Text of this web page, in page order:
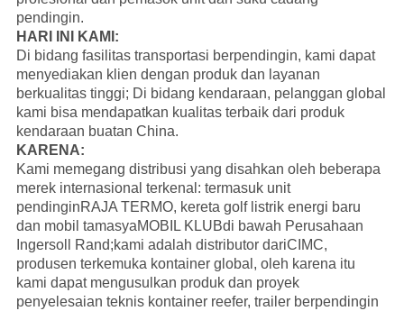
pendingin.
HARI INI KAMI:
Di bidang fasilitas transportasi berpendingin, kami dapat
menyediakan klien dengan produk dan layanan
berkualitas tinggi; Di bidang kendaraan, pelanggan global
kami bisa mendapatkan kualitas terbaik dari produk
kendaraan buatan China.
KARENA:
Kami memegang distribusi yang disahkan oleh beberapa
merek internasional terkenal: termasuk unit
pendinginRAJA TERMO, kereta golf listrik energi baru
dan mobil tamasyaMOBIL KLUBdi bawah Perusahaan
Ingersoll Rand;kami adalah distributor dariCIMC,
produsen terkemuka kontainer global, oleh karena itu
kami dapat mengusulkan produk dan proyek
penyelesaian teknis kontainer reefer, trailer berpendingin